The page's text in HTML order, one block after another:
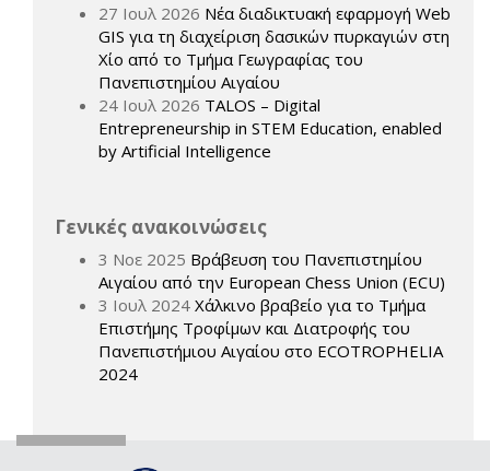
27 Ιουλ 2026 Νέα διαδικτυακή εφαρμογή Web
GIS για τη διαχείριση δασικών πυρκαγιών στη
Χίο από το Τμήμα Γεωγραφίας του
Πανεπιστημίου Αιγαίου
24 Ιουλ 2026 TALOS – Digital
Entrepreneurship in STEM Education, enabled
by Artificial Intelligence
Γενικές ανακοινώσεις
3 Νοε 2025 Βράβευση του Πανεπιστημίου
Αιγαίου από την European Chess Union (ECU)
3 Ιουλ 2024 Χάλκινο βραβείο για το Τμήμα
Επιστήμης Τροφίμων και Διατροφής του
Πανεπιστήμιου Αιγαίου στο ECOTROPHELIA
2024